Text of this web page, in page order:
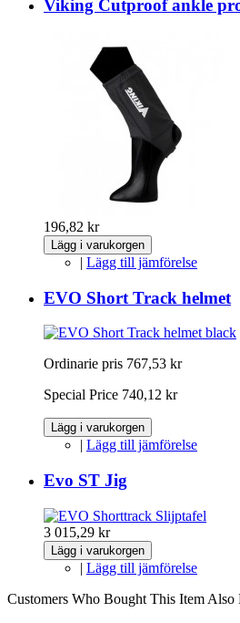
Viking Cutproof ankle
196,82 kr
Lägg i varukorgen
| Lägg till jämförelse
EVO Short Track helmet
Ordinarie pris 767,53 kr
Special Price 740,12 kr
Lägg i varukorgen
| Lägg till jämförelse
Evo ST Jig
3 015,29 kr
Lägg i varukorgen
| Lägg till jämförelse
Customers Who Bought This Item Also